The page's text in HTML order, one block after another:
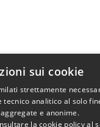
sui cookie
strettamente
tecnico analitico al solo
e anonime.
la cookie policy al